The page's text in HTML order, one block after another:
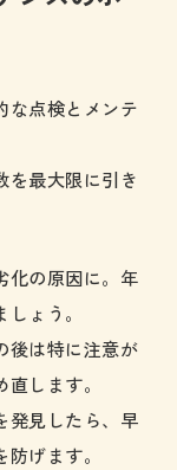
な点検とメンテ
を最大限に引き
化の原因に。年
ょう。
後は特に注意が
します。
発見したら、早
げます。